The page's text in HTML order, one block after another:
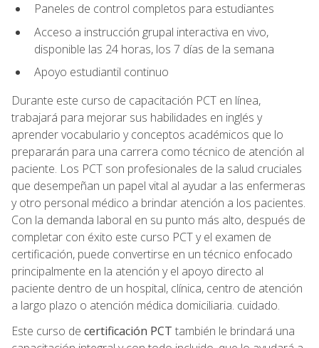
Paneles de control completos para estudiantes
Acceso a instrucción grupal interactiva en vivo,
disponible las 24 horas, los 7 días de la semana
Apoyo estudiantil continuo
Durante este curso de capacitación PCT en línea,
trabajará para mejorar sus habilidades en inglés y
aprender vocabulario y conceptos académicos que lo
prepararán para una carrera como técnico de atención al
paciente. Los PCT son profesionales de la salud cruciales
que desempeñan un papel vital al ayudar a las enfermeras
y otro personal médico a brindar atención a los pacientes.
Con la demanda laboral en su punto más alto, después de
completar con éxito este curso PCT y el examen de
certificación, puede convertirse en un técnico enfocado
principalmente en la atención y el apoyo directo al
paciente dentro de un hospital, clínica, centro de atención
a largo plazo o atención médica domiciliaria. cuidado.
Este curso de certificación PCT también le brindará una